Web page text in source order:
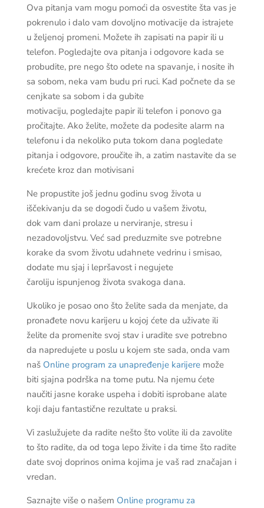
Ova pitanja vam mogu pomoći da osvestite šta vas je
pokrenulo i dalo vam dovoljno motivacije da istrajete
u željenoj promeni. Možete ih zapisati na papir ili u
telefon. Pogledajte ova pitanja i odgovore kada se
probudite, pre nego što odete na spavanje, i nosite ih
sa sobom, neka vam budu pri ruci. Kad počnete da se
cenjkate sa sobom i da gubite
motivaciju, pogledajte papir ili telefon i ponovo ga
pročitajte. Ako želite, možete da podesite alarm na
telefonu i da nekoliko puta tokom dana pogledate
pitanja i odgovore, proučite ih, a zatim nastavite da se
krećete kroz dan motivisani
Ne propustite još jednu godinu svog života u
iščekivanju da se dogodi čudo u vašem životu,
dok vam dani prolaze u nerviranje, stresu i
nezadovoljstvu. Već sad preduzmite sve potrebne
korake da svom životu udahnete vedrinu i smisao,
dodate mu sjaj i lepršavost i negujete
čaroliju ispunjenog života svakoga dana.
Ukoliko je posao ono što želite sada da menjate, da
pronađete novu karijeru u kojoj ćete da uživate ili
želite da promenite svoj stav i uradite sve potrebno
da napredujete u poslu u kojem ste sada, onda vam
naš Online program za unapređenje karijeremože
biti sjajna podrška na tome putu. Na njemu ćete
naučiti jasne korake uspeha i dobiti isprobane alate
koji daju fantastične rezultate u praksi.
Vi zaslužujete da radite nešto što volite ili da zavolite
to što radite, da od toga lepo živite i da time što radite
date svoj doprinos onima kojima je vaš rad značajan i
vredan.
Saznajte više o našem Online programu za